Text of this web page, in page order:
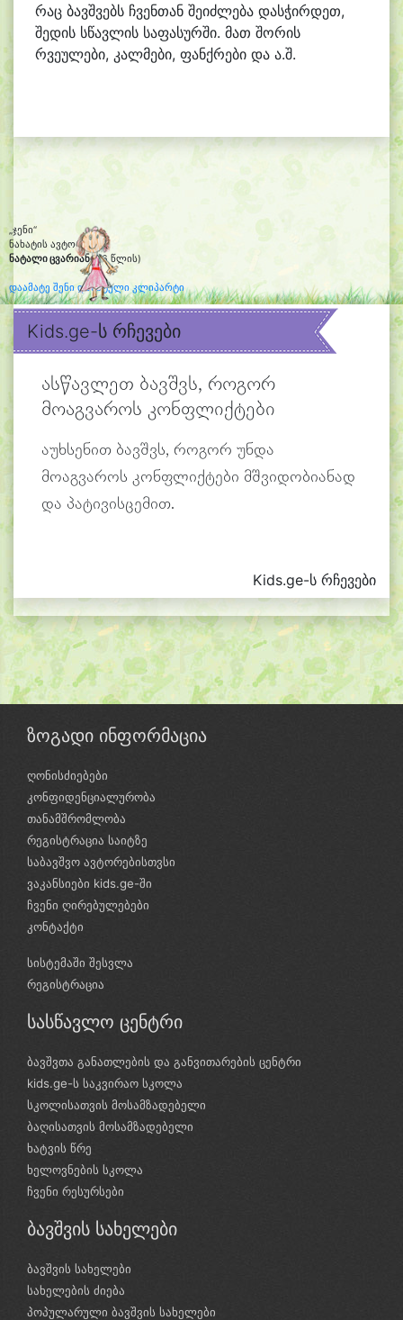
რაც ბავშვებს ჩვენთან შეიძლება დასჭირდეთ,
შედის სწავლის საფასურში. მათ შორის
რვეულები, კალმები, ფანქრები და ა.შ.
„ჯენი“
ნახატის ავტორი:
ნატალი ცვარიანი(6 წლის)
დაამატე შენი დახატული კლიპარტი
Kids.ge-ს რჩევები
ასწავლეთ ბავშვს, როგორ
მოაგვაროს კონფლიქტები
აუხსენით ბავშვს, როგორ უნდა
მოაგვაროს კონფლიქტები მშვიდობიანად
და პატივისცემით.
Kids.ge-ს რჩევები
ზოგადი ინფორმაცია
ღონისძიებები
კონფიდენციალურობა
თანამშრომლობა
რეგისტრაცია საიტზე
საბავშვო ავტორებისთვსი
ვაკანსიები kids.ge-ში
ჩვენი ღირებულებები
კონტაქტი
სისტემაში შესვლა
რეგისტრაცია
სასწავლო ცენტრი
ბავშვთა განათლების და განვითარების ცენტრი
kids.ge-ს საკვირაო სკოლა
სკოლისათვის მოსამზადებელი
ბაღისათვის მოსამზადებელი
ხატვის წრე
ხელოვნების სკოლა
ჩვენი რესურსები
ბავშვის სახელები
ბავშვის სახელები
სახელების ძიება
პოპულარული ბავშვის სახელები